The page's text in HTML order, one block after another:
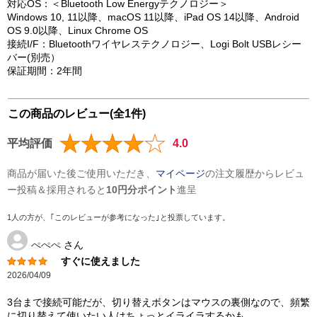
対応OS：＜Bluetooth Low Energyテクノロジー＞
Windows 10, 11以降、macOS 11以降、iPad OS 14以降、Android
OS 9.0以降、Linux Chrome OS
接続I/F：Bluetoothワイヤレステクノロジー、Logi Bolt USBレシー
バー(別売）
保証期間：2年間
この商品のレビュー(全1件)
平均評価 4.0
商品が届いた後ご使用いただき、 マイページの注文履歴からレビュ
ー投稿＆採用されると 10円分ポイント進呈
1人の方が、｢このレビューが参考になった｣と投票しています。
ぺぺぺ さん
すぐに使えました
2026/04/09
3台まで接続可能だが、切り替えボタンはマウスの裏側なので、頻繁